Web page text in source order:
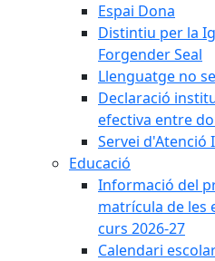
Espai Dona
Distintiu per la
Forgender Seal
Llenguatge no
Declaració
efectiva entre
Servei d'Atenció
Educació
Informació del
matrícula de les
curs 2026-27
Calendari